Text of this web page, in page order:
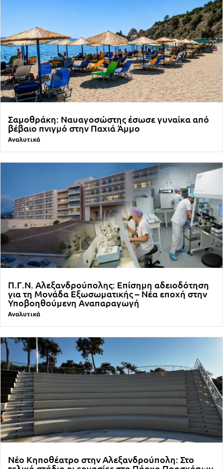
Σαμοθράκη: Ναυαγοσώστης έσωσε γυναίκα από
βέβαιο πνιγμό στην Παχιά Άμμο
Αναλυτικά
Π.Γ.Ν. Αλεξανδρούπολης: Επίσημη αδειοδότηση
για τη Μονάδα Εξωσωματικής – Νέα εποχή στην
Υποβοηθούμενη Αναπαραγωγή
Αναλυτικά
Νέο Κηποθέατρο στην Αλεξανδρούπολη: Στο